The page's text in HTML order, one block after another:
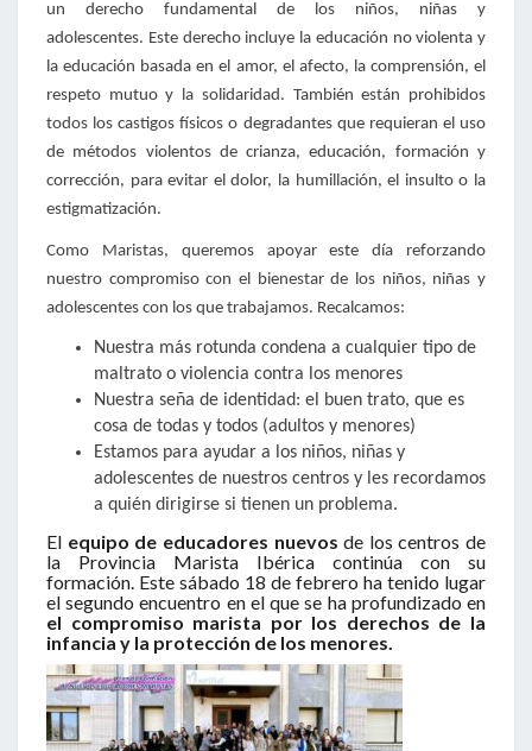
un derecho fundamental de los niños, niñas y
adolescentes. Este derecho incluye la educación no violenta y
la educación basada en el amor, el afecto, la comprensión, el
respeto mutuo y la solidaridad. También están prohibidos
todos los castigos físicos o degradantes que requieran el uso
de métodos violentos de crianza, educación, formación y
corrección, para evitar el dolor, la humillación, el insulto o la
estigmatización.
Como Maristas, queremos apoyar este día reforzando
nuestro compromiso con el bienestar de los niños, niñas y
adolescentes con los que trabajamos. Recalcamos:
Nuestra más rotunda condena a cualquier tipo de
maltrato o violencia contra los menores
Nuestra seña de identidad: el buen trato, que es
cosa de todas y todos (adultos y menores)
Estamos para ayudar a los niños, niñas y
adolescentes de nuestros centros y les recordamos
a quién dirigirse si tienen un problema.
El equipo de educadores nuevosde los centros de
la Provincia Marista Ibérica continúa con su
formación. Este sábado 18 de febrero ha tenido lugar
el segundo encuentro en el que se ha profundizado en
el compromiso marista por los derechos de la
infancia y la protección de los menores.